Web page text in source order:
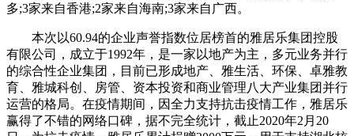
多;3家来自香港;2家来自海南;3家来自广西。
本次以60.94的企业声誉指数位居榜首的雅居乐集团控股
有限公司，成立于1992年，是一家以地产为主，多元业务并行
的综合性企业集团，目前已形成地产、雅生活、环保、卓雅教
育、雅城科创、房管、资本投资和商业管理八大产业集团并行
运营的格局。在疫情期间，因全力支持抗击疫情工作，雅居乐
赢得了不错的网络口碑，据不完全统计，截止2020年2月20